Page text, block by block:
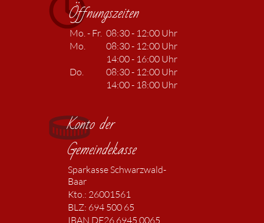
Öffnungszeiten
Mo. - Fr. 08:30 - 12:00 Uhr
Mo.
08:30 - 12:00 Uhr
14:00 - 16:00 Uhr
Do.
08:30 - 12:00 Uhr
14:00 - 18:00 Uhr
Konto der
Gemeindekasse
Sparkasse Schwarzwald-
Baar
Kto.: 26001561
BLZ: 694 500 65
IBAN DE26 6945 0065